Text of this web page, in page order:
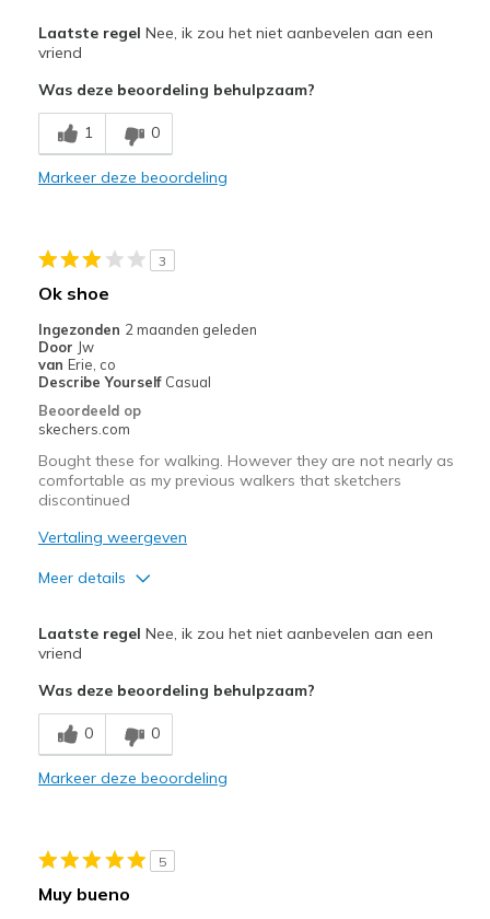
Attractive Design
Comfortable
Stylish
Minpunten
Beste toepassingen
Casual Wear
Width
Feels true to width
Sizing
Laatste regel Nee, ik zou het niet aanbevelen aan een
vriend
Was deze beoordeling behulpzaam?
1 0
Markeer deze beoordeling
3
Ok shoe
Ingezonden 2 maanden geleden
Door Jw
van Erie, co
Describe Yourself Casual
Beoordeeld op
skechers.com
Bought these for walking. However they are not nearly as
comfortable as my previous walkers that sketchers
discontinued
Vertaling weergeven
Meer details
Attractive Design
Minpunten
Poor Cushioning
Beste toepassingen
Width
Feels true to width
Sizing
Laatste regel Nee, ik zou het niet aanbevelen aan een
vriend
Was deze beoordeling behulpzaam?
0 0
Markeer deze beoordeling
5
Muy bueno